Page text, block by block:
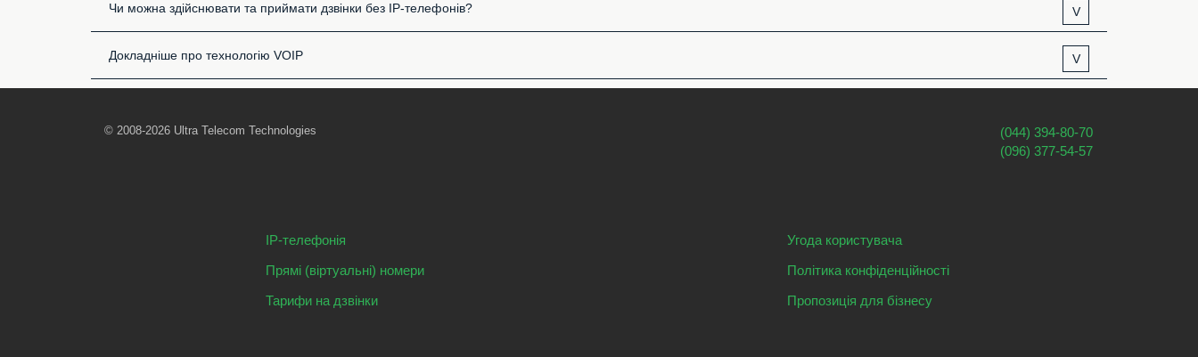
Чи можна здійснювати та приймати дзвінки без IP-телефонів? V
Докладніше про технологію VOIP V
© 2008-2026 Ultra Telecom Technologies
(044) 394-80-70
(096) 377-54-57
IP-телефонія
Прямі (віртуальні) номери
Тарифи на дзвінки
Угода користувача
Політика конфіденційності
Пропозиція для бізнесу